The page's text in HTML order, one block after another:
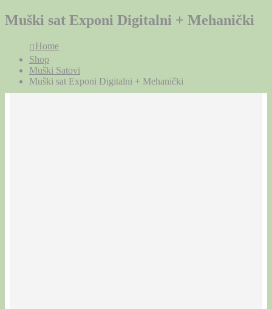
Muški sat Exponi Digitalni + Mehanički
Home
Shop
Muški Satovi
Muški sat Exponi Digitalni + Mehanički